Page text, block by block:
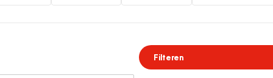
Filteren